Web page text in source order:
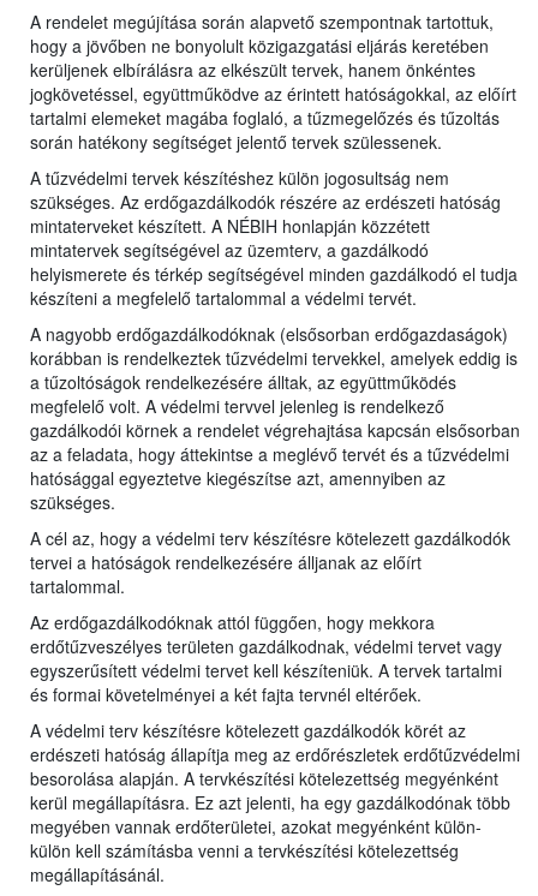
A rendelet megújítása során alapvető szempontnak tartottuk,
hogy a jövőben ne bonyolult közigazgatási eljárás keretében
kerüljenek elbírálásra az elkészült tervek, hanem önkéntes
jogkövetéssel, együttműködve az érintett hatóságokkal, az előírt
tartalmi elemeket magába foglaló, a tűzmegelőzés és tűzoltás
során hatékony segítséget jelentő tervek szülessenek.
A tűzvédelmi tervek készítéshez külön jogosultság nem
szükséges. Az erdőgazdálkodók részére az erdészeti hatóság
mintaterveket készített. A NÉBIH honlapján közzétett
mintatervek segítségével az üzemterv, a gazdálkodó
helyismerete és térkép segítségével minden gazdálkodó el tudja
készíteni a megfelelő tartalommal a védelmi tervét.
A nagyobb erdőgazdálkodóknak (elsősorban erdőgazdaságok)
korábban is rendelkeztek tűzvédelmi tervekkel, amelyek eddig is
a tűzoltóságok rendelkezésére álltak, az együttműködés
megfelelő volt. A védelmi tervvel jelenleg is rendelkező
gazdálkodói körnek a rendelet végrehajtása kapcsán elsősorban
az a feladata, hogy áttekintse a meglévő tervét és a tűzvédelmi
hatósággal egyeztetve kiegészítse azt, amennyiben az
szükséges.
A cél az, hogy a védelmi terv készítésre kötelezett gazdálkodók
tervei a hatóságok rendelkezésére álljanak az előírt
tartalommal.
Az erdőgazdálkodóknak attól függően, hogy mekkora
erdőtűzveszélyes területen gazdálkodnak, védelmi tervet vagy
egyszerűsített védelmi tervet kell készíteniük. A tervek tartalmi
és formai követelményei a két fajta tervnél eltérőek.
A védelmi terv készítésre kötelezett gazdálkodók körét az
erdészeti hatóság állapítja meg az erdőrészletek erdőtűzvédelmi
besorolása alapján. A tervkészítési kötelezettség megyénként
kerül megállapításra. Ez azt jelenti, ha egy gazdálkodónak több
megyében vannak erdőterületei, azokat megyénként külön-
külön kell számításba venni a tervkészítési kötelezettség
megállapításánál.